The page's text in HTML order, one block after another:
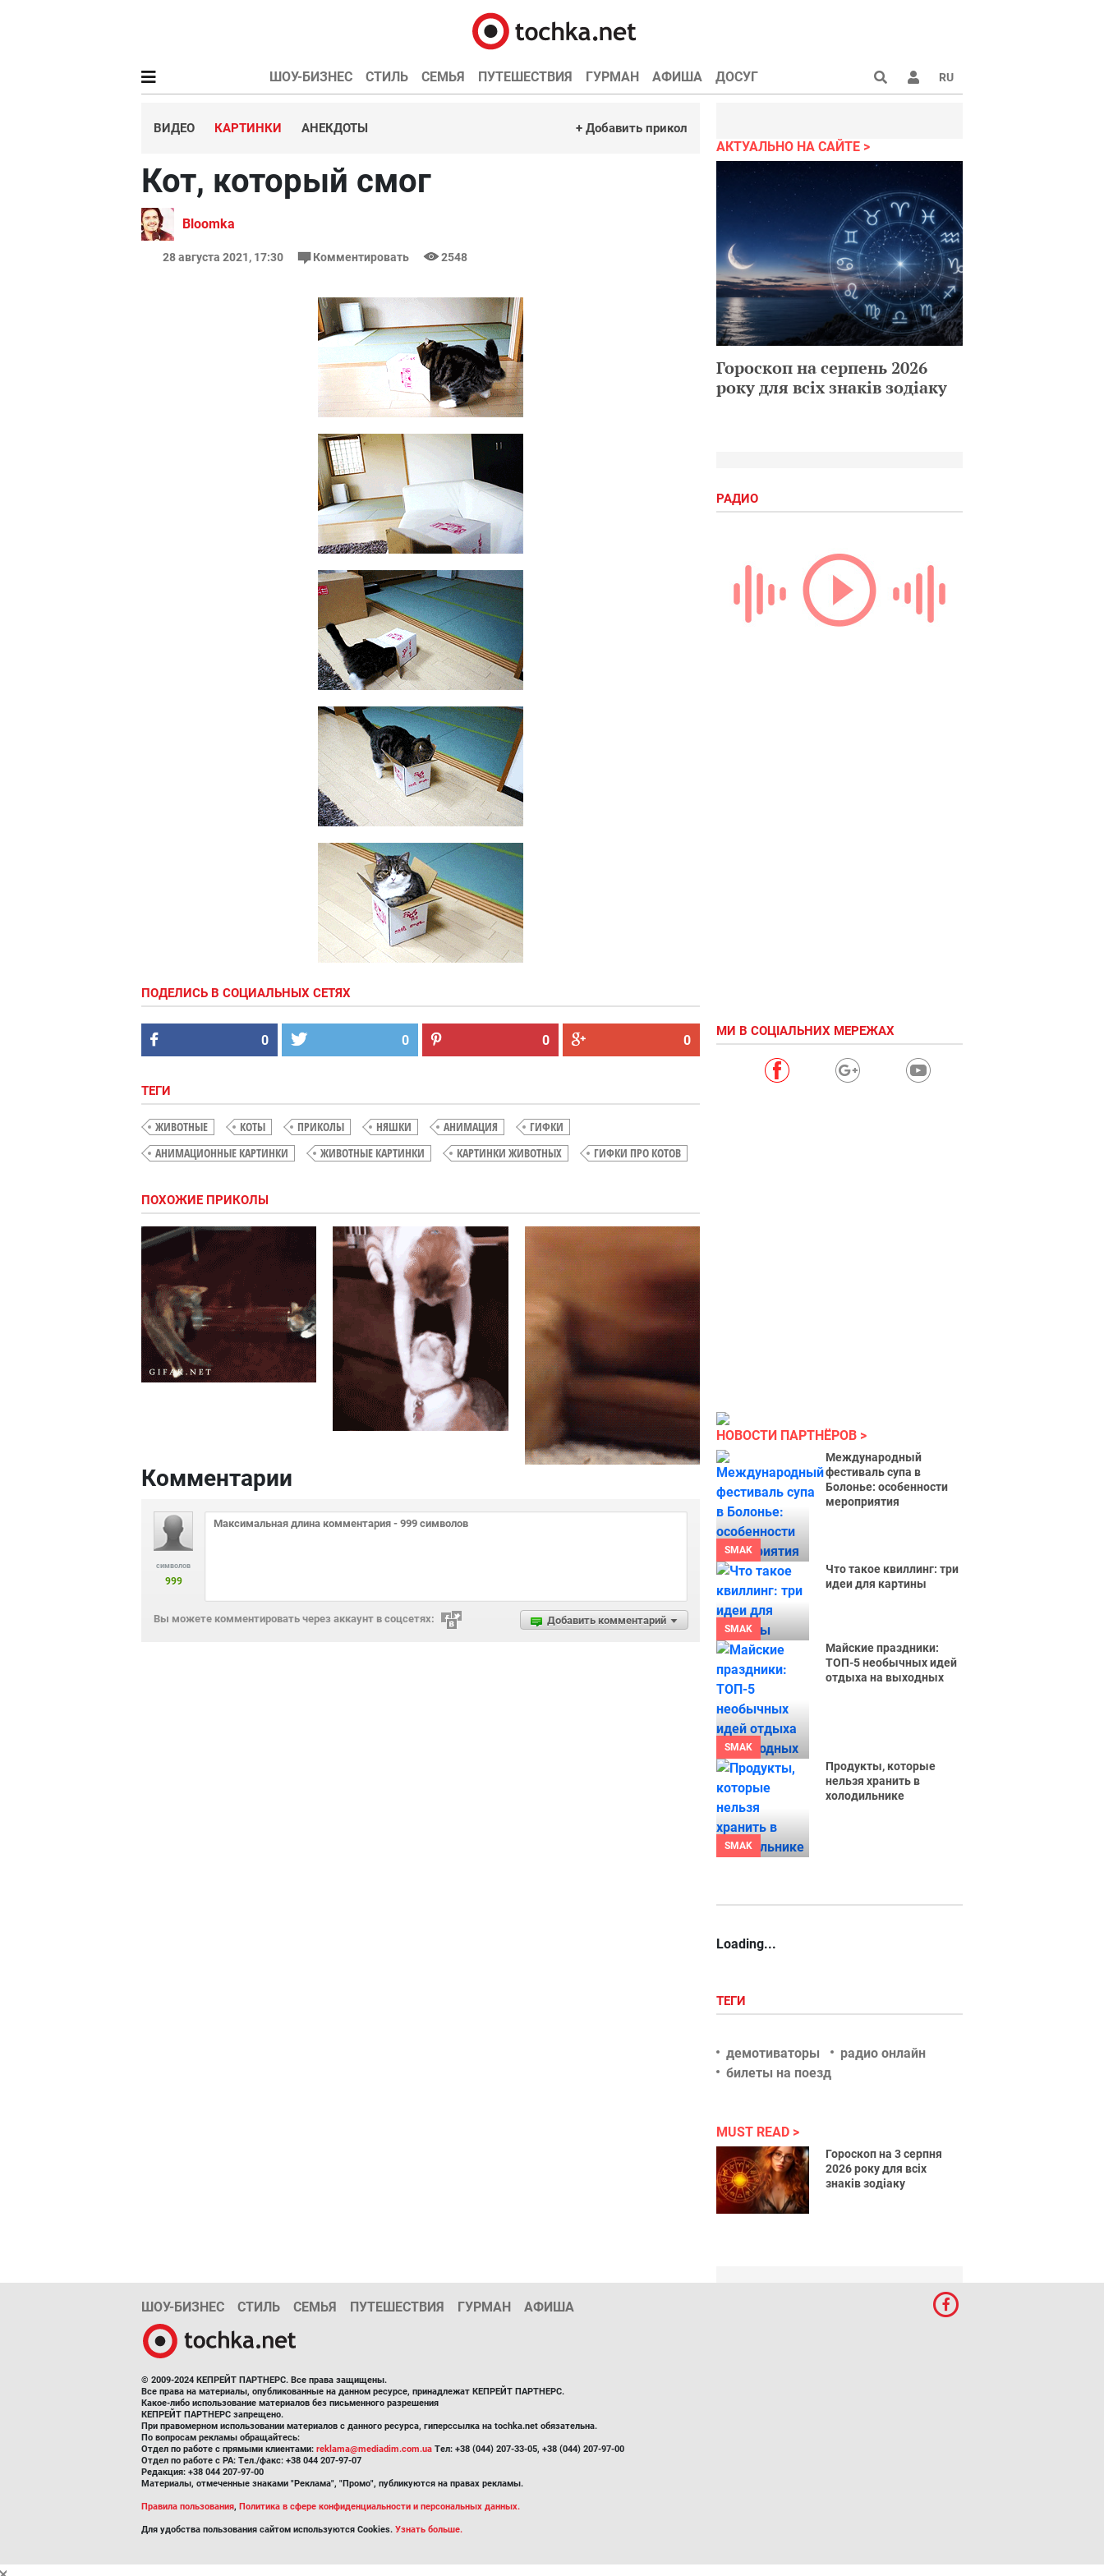
ШОУ-БИЗНЕС СТИЛЬ СЕМЬЯ ПУТЕШЕСТВИЯ ГУРМАН АФИША ДОСУГ RU
ВИДЕО КАРТИНКИ АНЕКДОТЫ + Добавить прикол
Кот, который смог
Bloomka
28 августа 2021, 17:30 Комментировать 2548
ПОДЕЛИСЬ В СОЦИАЛЬНЫХ СЕТЯХ
0 0 0 0
ТЕГИ
ЖИВОТНЫЕ КОТЫ ПРИКОЛЫ НЯШКИ АНИМАЦИЯ
ГИФКИ
АНИМАЦИОННЫЕ КАРТИНКИ
ЖИВОТНЫЕ КАРТИНКИ КАРТИНКИ ЖИВОТНЫХ ГИФКИ ПРО КОТОВ
ПОХОЖИЕ ПРИКОЛЫ
Как
поймать
кота
Романтика
среди
серых
будней
Комментарии
символов
999
Добавить комментарий
Вы можете комментировать через аккаунт в соцсетях:
АКТУАЛЬНО НА САЙТЕ
Гороскоп на серпень 2026
року для всіх знаків зодіаку
РАДИО
МИ В СОЦІАЛЬНИХ МЕРЕЖАХ
НОВОСТИ ПАРТНЁРОВ
SMAK
Международный
фестиваль супа в
Болонье: особенности
мероприятия
SMAK
Что такое квиллинг: три
идеи для картины
SMAK
Майские праздники:
ТОП-5 необычных идей
отдыха на выходных
SMAK
Продукты, которые
нельзя хранить в
холодильнике
Loading...
ТЕГИ
демотиваторы
радио онлайн
билеты на поезд
MUST READ
Гороскоп на 3 серпня
2026 року для всіх
знаків зодіаку
ШОУ-БИЗНЕС СТИЛЬ СЕМЬЯ ПУТЕШЕСТВИЯ ГУРМАН АФИША
© 2009-2024 КЕПРЕЙТ ПАРТНЕРС. Все права защищены.
Все права на материалы, опубликованные на данном ресурсе, принадлежат КЕПРЕЙТ ПАРТНЕРС.
Какое-либо использование материалов без письменного разрешения
КЕПРЕЙТ ПАРТНЕРС запрещено.
При правомерном использовании материалов с данного ресурса, гиперссылка на tochka.net обязательна.
По вопросам рекламы обращайтесь:
Отдел по работе с прямыми клиентами: reklama@mediadim.com.ua Тел: +38 (044) 207-33-05, +38 (044) 207-97-00
Отдел по работе с РА: Тел./факс: +38 044 207-97-07
Редакция: +38 044 207-97-00
Материалы, отмеченные знаками "Реклама", "Промо", публикуются на правах рекламы.
Правила пользования, Политика в сфере конфиденциальности и персональных данных.
Для удобства пользования сайтом используются Cookies. Узнать больше.